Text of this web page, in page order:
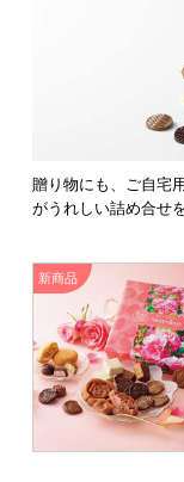
贈り物にも、ご自宅
がうれしい詰め合せ
新商品